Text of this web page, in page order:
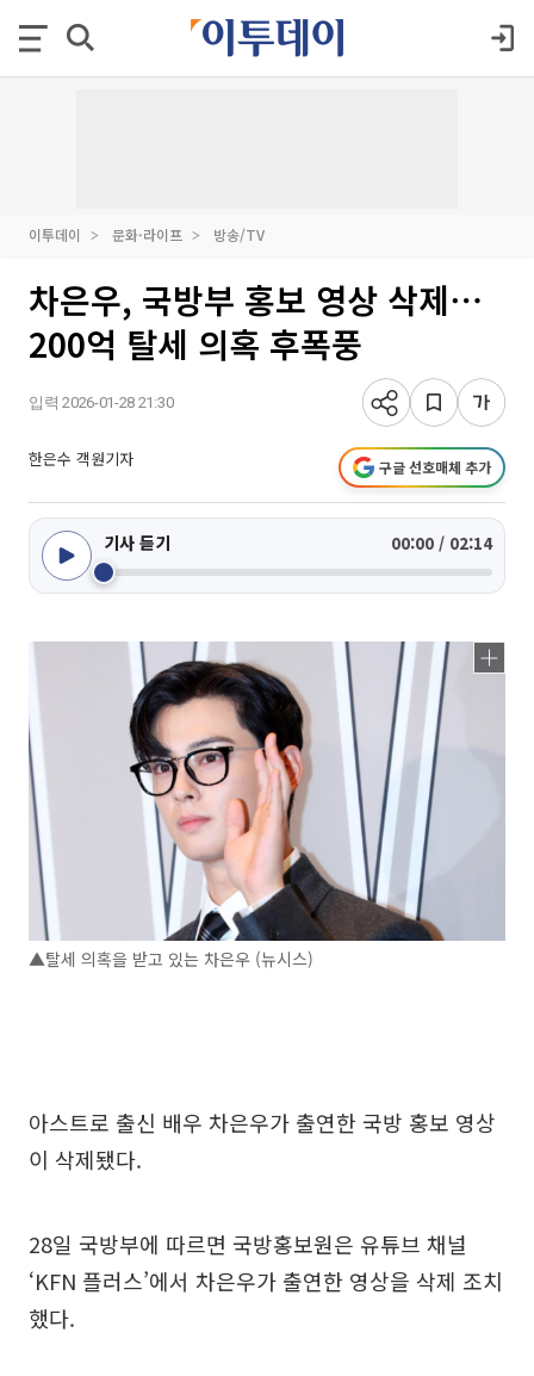
이투데이 문화·라이프 방송/TV
차은우, 국방부 홍보 영상 삭제⋯
200억 탈세 의혹 후폭풍
입력 2026-01-28 21:30
한은수 객원기자 구글 선호매체 추가
기사 듣기 00:00 / 02:14
▲탈세 의혹을 받고 있는 차은우 (뉴시스)
아스트로 출신 배우 차은우가 출연한 국방 홍보 영상
이 삭제됐다.
28일 국방부에 따르면 국방홍보원은 유튜브 채널
‘KFN 플러스’에서 차은우가 출연한 영상을 삭제 조치
했다.